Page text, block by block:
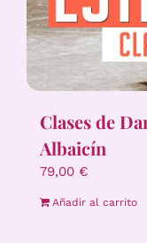
Clases de
Albaicín
79,00 €
Añadir al carrito